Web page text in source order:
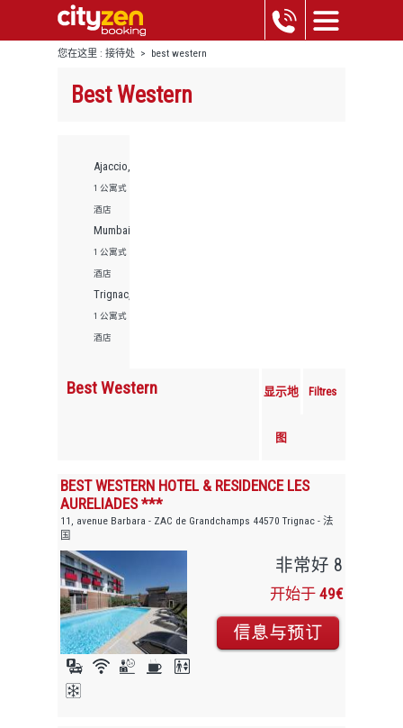
您在这里 : 接待处 > best western
Best Western
Ajaccio,
1 公寓式
酒店
Mumbai,
1 公寓式
酒店
Trignac,
1 公寓式
酒店
Best Western 显示地
图
Filtres
BEST WESTERN HOTEL & RESIDENCE LES
AURELIADES ***
11, avenue Barbara - ZAC de Grandchamps 44570 Trignac - 法
国
非常好 8
开始于 49€